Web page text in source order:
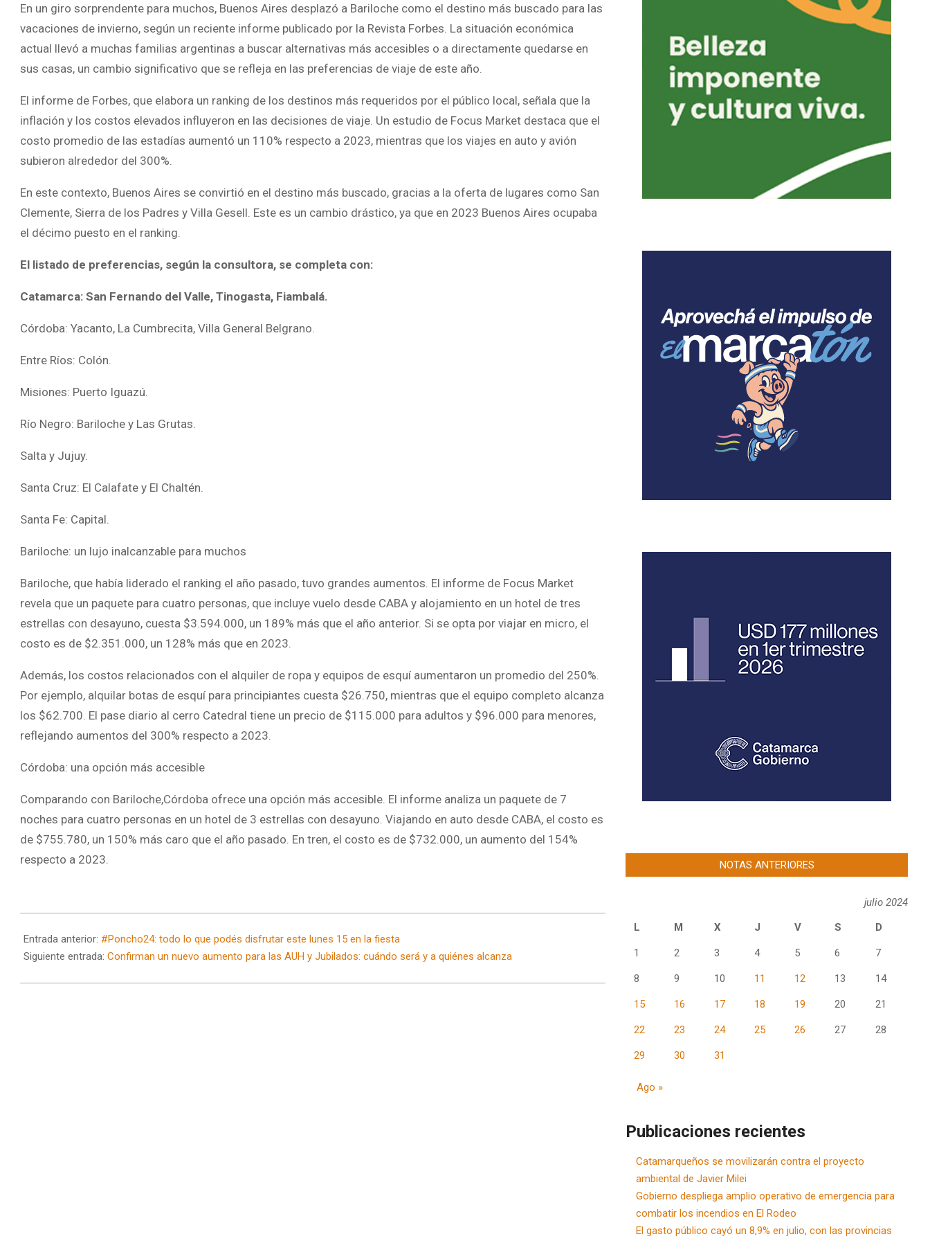
En un giro sorprendente para muchos, Buenos Aires desplazó a Bariloche como el destino más buscado para las
vacaciones de invierno, según un reciente informe publicado por la Revista Forbes. La situación económica
actual llevó a muchas familias argentinas a buscar alternativas más accesibles o a directamente quedarse en
sus casas, un cambio significativo que se refleja en las preferencias de viaje de este año.
El informe de Forbes, que elabora un ranking de los destinos más requeridos por el público local, señala que la
inflación y los costos elevados influyeron en las decisiones de viaje. Un estudio de Focus Market destaca que el
costo promedio de las estadías aumentó un 110% respecto a 2023, mientras que los viajes en auto y avión
subieron alrededor del 300%.
En este contexto, Buenos Aires se convirtió en el destino más buscado, gracias a la oferta de lugares como San
Clemente, Sierra de los Padres y Villa Gesell. Este es un cambio drástico, ya que en 2023 Buenos Aires ocupaba
el décimo puesto en el ranking.
El listado de preferencias, según la consultora, se completa con:
Catamarca: San Fernando del Valle, Tinogasta, Fiambalá.
Córdoba: Yacanto, La Cumbrecita, Villa General Belgrano.
Entre Ríos: Colón.
Misiones: Puerto Iguazú.
Río Negro: Bariloche y Las Grutas.
Salta y Jujuy.
Santa Cruz: El Calafate y El Chaltén.
Santa Fe: Capital.
Bariloche: un lujo inalcanzable para muchos
Bariloche, que había liderado el ranking el año pasado, tuvo grandes aumentos. El informe de Focus Market
revela que un paquete para cuatro personas, que incluye vuelo desde CABA y alojamiento en un hotel de tres
estrellas con desayuno, cuesta $3.594.000, un 189% más que el año anterior. Si se opta por viajar en micro, el
costo es de $2.351.000, un 128% más que en 2023.
Además, los costos relacionados con el alquiler de ropa y equipos de esquí aumentaron un promedio del 250%.
Por ejemplo, alquilar botas de esquí para principiantes cuesta $26.750, mientras que el equipo completo alcanza
los $62.700. El pase diario al cerro Catedral tiene un precio de $115.000 para adultos y $96.000 para menores,
reflejando aumentos del 300% respecto a 2023.
Córdoba: una opción más accesible
Comparando con Bariloche,Córdoba ofrece una opción más accesible. El informe analiza un paquete de 7
noches para cuatro personas en un hotel de 3 estrellas con desayuno. Viajando en auto desde CABA, el costo es
de $755.780, un 150% más caro que el año pasado. En tren, el costo es de $732.000, un aumento del 154%
respecto a 2023.
07-
15
Entrada anterior: #Poncho24: todo lo que podés disfrutar este lunes 15 en la fiesta
Siguiente entrada: Confirman un nuevo aumento para las AUH y Jubilados: cuándo será y a quiénes alcanza
NOTAS ANTERIORES
julio 2024
L
M X J V S D
1 2 3 4 5 6 7
8 9 10 11 12 13 14
15 16 17 18 19 20 21
22 23 24 25 26 27 28
29 30 31
Ago »
Publicaciones recientes
Catamarqueños se movilizarán contra el proyecto
ambiental de Javier Milei
Gobierno despliega amplio operativo de emergencia para
combatir los incendios en El Rodeo
El gasto público cayó un 8,9% en julio, con las provincias